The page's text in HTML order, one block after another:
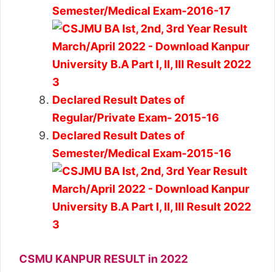
Semester/Medical Exam-2016-17
Declared Result Dates of
Regular/Private Exam- 2015-16
Declared Result Dates of
Semester/Medical Exam-2015-16
CSMU KANPUR RESULT in 2022